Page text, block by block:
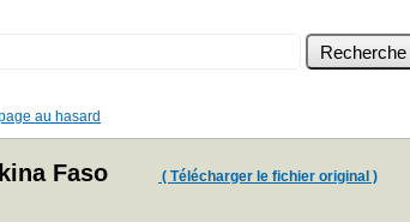
au hasard
Faso ( Télécharger le fichier original )